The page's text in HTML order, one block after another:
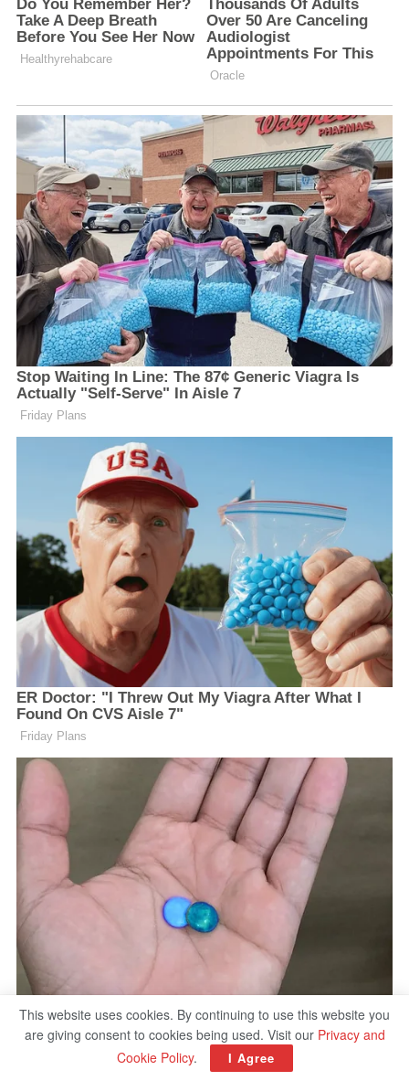
This website uses cookies. By continuing to use this website you
are giving consent to cookies being used. Visit our Privacy and
Cookie Policy. I Agree